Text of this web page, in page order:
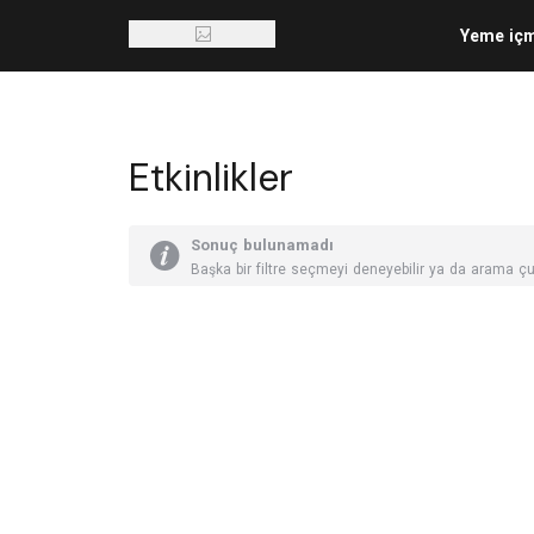
Yeme
Etkinlikler
Sonuç bulunamadı
Başka bir filtre seçmeyi deneyebilir ya da arama